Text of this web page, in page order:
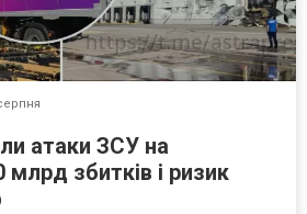
атаки ЗСУ на
збитків і ризик